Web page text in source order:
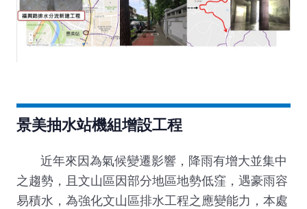
景美抽水站機組增設工程
近年來因為氣候變遷影響，降雨有增大並集中
之趨勢，且文山區因部分地區地勢低窪，遇豪雨容
易積水，為強化文山區排水工程之應變能力，本處